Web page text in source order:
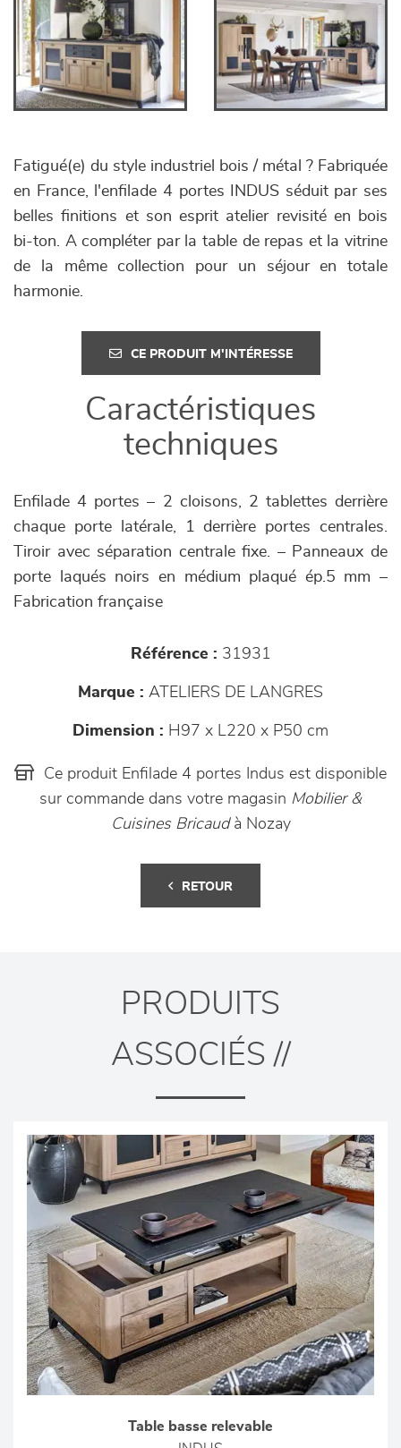
Fatigué(e) du style industriel bois / métal ? Fabriquée
en France, l'enfilade 4 portes INDUS séduit par ses
belles finitions et son esprit atelier revisité en bois
bi-ton. A compléter par la table de repas et la vitrine
de la même collection pour un séjour en totale
harmonie.
CE PRODUIT M'INTÉRESSE
Caractéristiques
techniques
Enfilade 4 portes – 2 cloisons, 2 tablettes derrière
chaque porte latérale, 1 derrière portes centrales.
Tiroir avec séparation centrale fixe. – Panneaux de
porte laqués noirs en médium plaqué ép.5 mm –
Fabrication française
Référence : 31931
Marque : ATELIERS DE LANGRES
Dimension : H97 x L220 x P50 cm
Ce produit Enfilade 4 portes Indus est disponible
sur commande dans votre magasin Mobilier &
Cuisines Bricaudà Nozay
RETOUR
PRODUITS
ASSOCIÉS //
Table basse relevable